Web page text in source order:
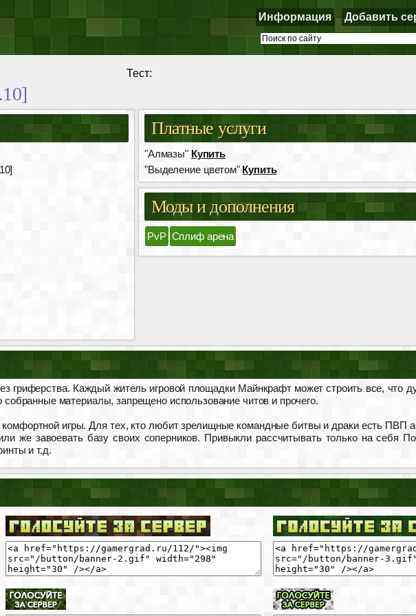
Информация Добавить
Тест:
Платные услуги
"Алмазы" Купить
"Выделение цветом" Купить
Моды и дополнения
PvP Сплиф арена
гриферства. Каждый житель игровой площадки Майнкрафт может строить все, что
материалы, запрещено использование читов и прочего.
игры. Для тех, кто любит зрелищные командные битвы и драки есть ПВП
же завоевать базу своих соперников. Привыкли рассчитывать только на себя
и т.д.